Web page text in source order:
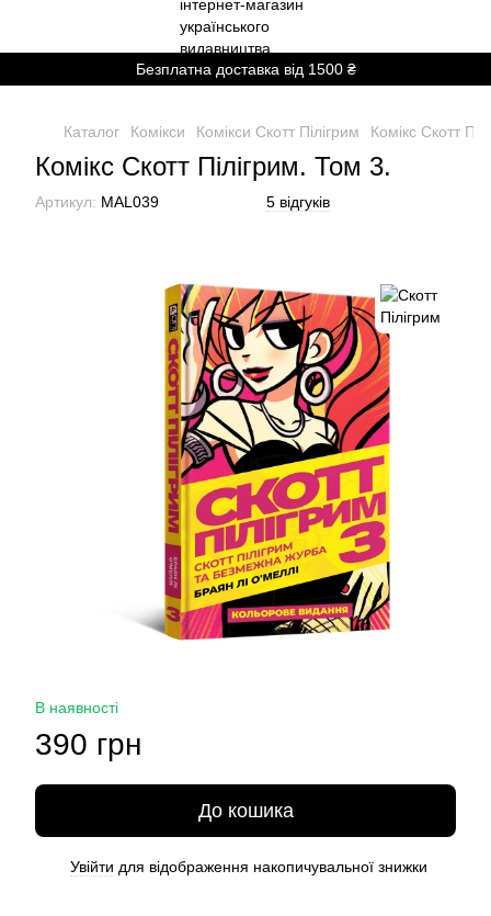
Безплатна доставка від 1500 ₴
Каталог Комікси Комікси Скотт Пілігрим Комікс Скотт
Комікс Скотт Пілігрим. Том 3.
Артикул: MAL039 5 відгуків
В наявності
390 грн
До кошика
Увійти для відображення накопичувальної знижки